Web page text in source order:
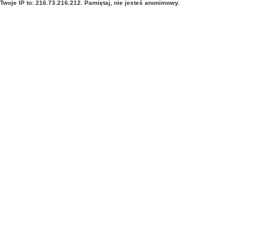
Twoje IP to: 216.73.216.212. Pamiętaj, nie jesteś anonimowy.